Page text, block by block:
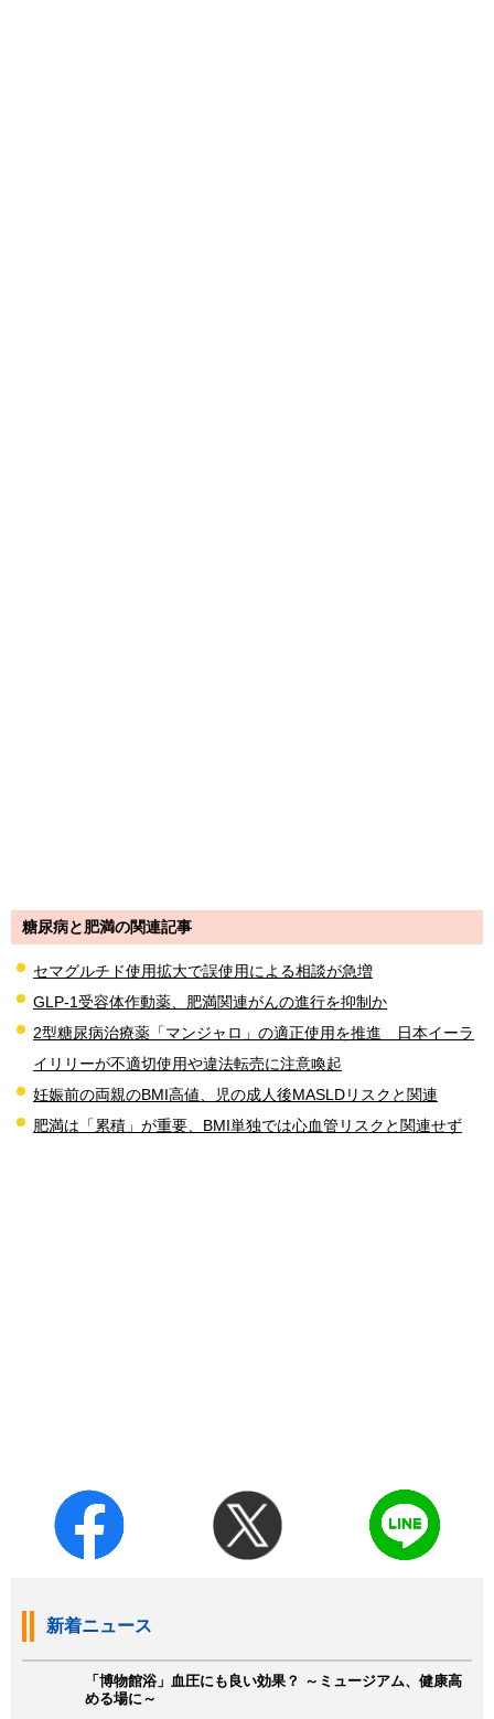
糖尿病と肥満の関連記事
セマグルチド使用拡大で誤使用による相談が急増
GLP-1受容体作動薬、肥満関連がんの進行を抑制か
2型糖尿病治療薬「マンジャロ」の適正使用を推進 日本イーラ
イリリーが不適切使用や違法転売に注意喚起
妊娠前の両親のBMI高値、児の成人後MASLDリスクと関連
肥満は「累積」が重要、BMI単独では心血管リスクと関連せず
新着ニュース
「博物館浴」血圧にも良い効果？ ～ミュージアム、健康高
める場に～